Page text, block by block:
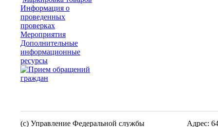
Информация о
проведенных
проверках
Мероприятия
Дополнительные
информационные
ресурсы
(c) Управление Федеральной службы
Адрес: